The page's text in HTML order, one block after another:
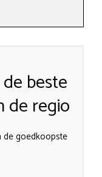
beste
de regio
de goedkoopste